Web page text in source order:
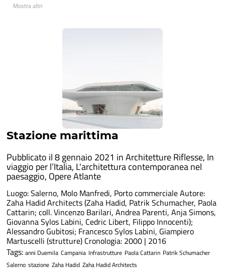
Mostra altri
Stazione marittima
Pubblicato il 8 gennaio 2021 inArchitetture Riflesse, In
viaggio per l’Italia, L'architettura contemporanea nel
paesaggio, Opere Atlante
Luogo: Salerno, Molo Manfredi, Porto commerciale Autore:
Zaha Hadid Architects (Zaha Hadid, Patrik Schumacher, Paola
Cattarin; coll. Vincenzo Barilari, Andrea Parenti, Anja Simons,
Giovanna Sylos Labini, Cedric Libert, Filippo Innocenti);
Alessandro Gubitosi; Francesco Sylos Labini, Giampiero
Martuscelli (strutture) Cronologia: 2000 | 2016
Tags: anni Duemila Campania Infrastrutture Paola Cattarin Patrik Schumacher
Salerno stazione Zaha Hadid Zaha Hadid Architects